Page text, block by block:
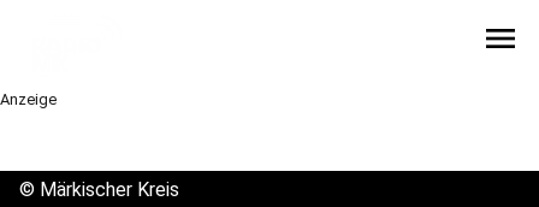
menu
Anzeige
© Märkischer Kreis